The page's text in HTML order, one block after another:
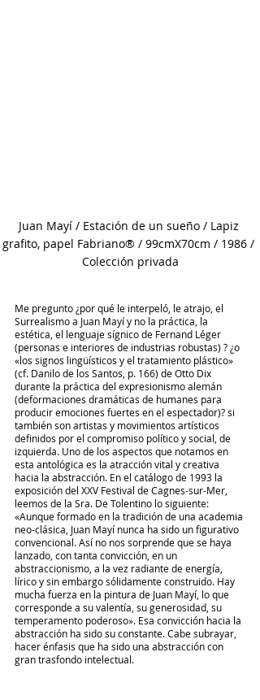
Juan Mayí / Estación de un sueño / Lapiz
grafito, papel Fabriano® / 99cmX70cm / 1986 /
Colección privada
Me pregunto ¿por qué le interpeló, le atrajo, el
Surrealismo a Juan Mayí y no la práctica, la
estética, el lenguaje sígnico de Fernand Léger
(personas e interiores de industrias robustas) ? ¿o
«los signos lingüísticos y el tratamiento plástico»
(cf. Danilo de los Santos, p. 166) de Otto Dix
durante la práctica del expresionismo alemán
(deformaciones dramáticas de humanes para
producir emociones fuertes en el espectador)? si
también son artistas y movimientos artísticos
definidos por el compromiso político y social, de
izquierda. Uno de los aspectos que notamos en
esta antológica es la atracción vital y creativa
hacia la abstracción. En el catálogo de 1993 la
exposición del XXV Festival de Cagnes-sur-Mer,
leemos de la Sra. De Tolentino lo siguiente:
«Aunque formado en la tradición de una academia
neo-clásica, Juan Mayí nunca ha sido un figurativo
convencional. Así no nos sorprende que se haya
lanzado, con tanta convicción, en un
abstraccionismo, a la vez radiante de energía,
lírico y sin embargo sólidamente construido. Hay
mucha fuerza en la pintura de Juan Mayí, lo que
corresponde a su valentía, su generosidad, su
temperamento poderoso». Esa convicción hacia la
abstracción ha sido su constante. Cabe subrayar,
hacer énfasis que ha sido una abstracción con
gran trasfondo intelectual.